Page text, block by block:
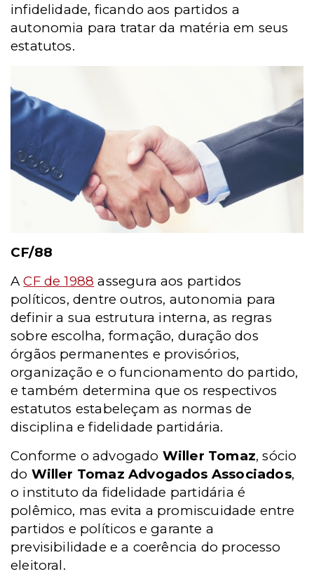
infidelidade, ficando aos partidos a
autonomia para tratar da matéria em seus
estatutos.
CF/88
ACF de 1988 assegura aos partidos
políticos, dentre outros, autonomia para
definir a sua estrutura interna, as regras
sobre escolha, formação, duração dos
órgãos permanentes e provisórios,
organização e o funcionamento do partido,
e também determina que os respectivos
estatutos estabeleçam as normas de
disciplina e fidelidade partidária.
Conforme o advogado Willer Tomaz, sócio
do Willer Tomaz Advogados Associados,
o instituto da fidelidade partidária é
polêmico, mas evita a promiscuidade entre
partidos e políticos e garante a
previsibilidade e a coerência do processo
eleitoral.